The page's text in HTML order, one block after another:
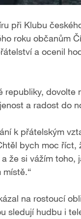
při Klubu
roku občanům
a ocenil
republiky,
a radost do
k přátelským
bych moc
že si vážím
místě.“
na rostoucí
sledují hudbu i